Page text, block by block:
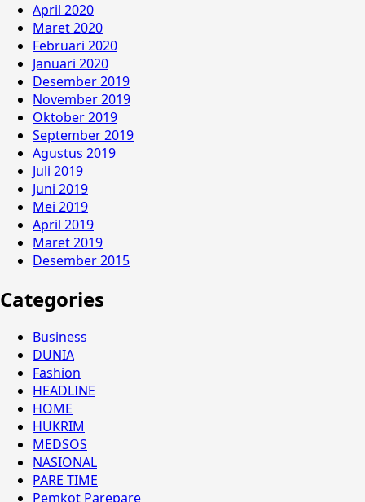
April 2020
Maret 2020
Februari 2020
Januari 2020
Desember 2019
November 2019
Oktober 2019
September 2019
Agustus 2019
Juli 2019
Juni 2019
Mei 2019
April 2019
Maret 2019
Desember 2015
Categories
Business
DUNIA
Fashion
HEADLINE
HOME
HUKRIM
MEDSOS
NASIONAL
PARE TIME
Pemkot Parepare